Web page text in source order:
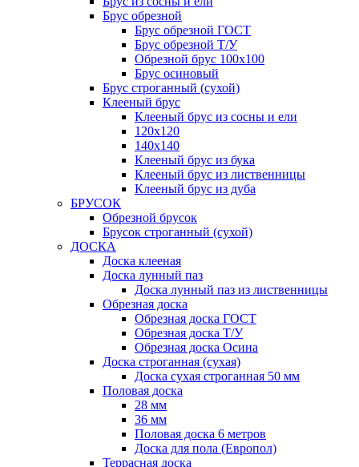
Брус обрезной
Брус обрезной ГОСТ
Брус обрезной Т/У
Обрезной брус 100х100
Брус осиновый
Брус строганный (сухой)
Клееный брус
Клееный брус из сосны и ели
120х120
140х140
Клееный брус из бука
Клееный брус из лиственницы
Клееный брус из дуба
БРУСОК
Обрезной брусок
Брусок строганный (сухой)
ДОСКА
Доска клееная
Доска лунный паз
Доска лунный паз из лиственницы
Обрезная доска
Обрезная доска ГОСТ
Обрезная доска Т/У
Обрезная доска Осина
Доска строганная (сухая)
Доска сухая строганная 50 мм
Половая доска
28 мм
36 мм
Половая доска 6 метров
Доска для пола (Европол)
Террасная доска